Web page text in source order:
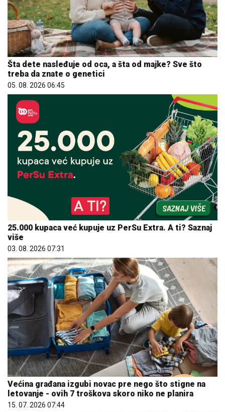
Šta dete nasleđuje od oca, a šta od majke? Sve što
treba da znate o genetici
05. 08. 2026 06:45
25.000 kupaca već kupuje uz PerSu Extra. A ti? Saznaj
više
03. 08. 2026 07:31
Većina građana izgubi novac pre nego što stigne na
letovanje - ovih 7 troškova skoro niko ne planira
15. 07. 2026 07:44